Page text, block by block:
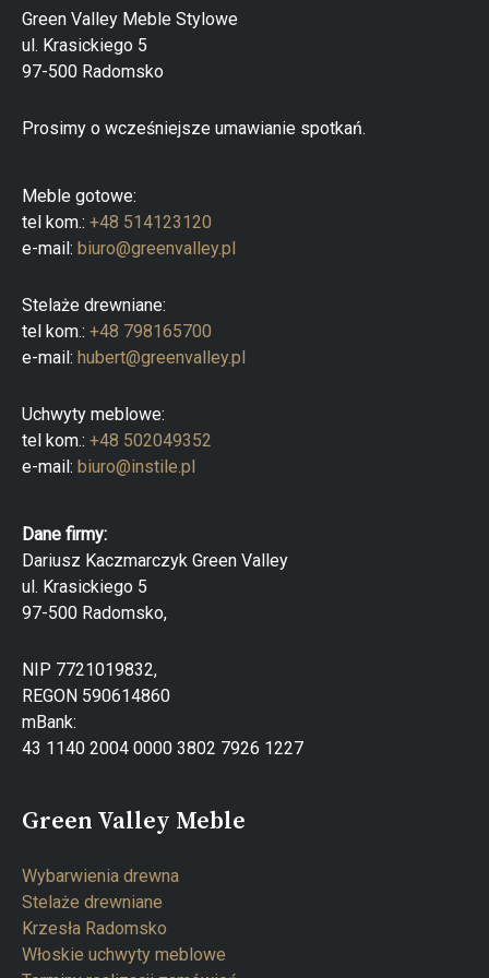
a
p
r
o
d
k
t
Green Valley Meble Stylowe
ul. Krasickiego 5
97-500 Radomsko
Prosimy o wcześniejsze umawianie spotkań.
Meble gotowe:
tel kom.: +48 514123120
e-mail: biuro@greenvalley.pl
Stelaże drewniane:
tel kom.: +48 798165700
e-mail: hubert@greenvalley.pl
Uchwyty meblowe:
tel kom.: +48 502049352
e-mail: biuro@instile.pl
Dane firmy:
Dariusz Kaczmarczyk Green Valley
ul. Krasickiego 5
97-500 Radomsko,
NIP 7721019832,
REGON 590614860
mBank:
43 1140 2004 0000 3802 7926 1227
Green Valley Meble
Wybarwienia drewna
Stelaże drewniane
Krzesła Radomsko
Włoskie uchwyty meblowe